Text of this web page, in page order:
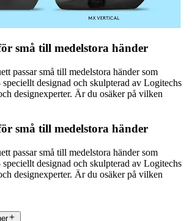
små till medelstora händer
passar små till medelstora händer som
speciellt designad och skulpterad av Logitechs
designexperter. Är du osäker på vilken
små till medelstora händer
passar små till medelstora händer som
speciellt designad och skulpterad av Logitechs
designexperter. Är du osäker på vilken